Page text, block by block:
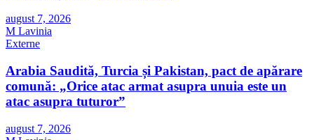
august 7, 2026
M Lavinia
Externe
Arabia Saudită, Turcia și Pakistan, pact de apărare
comună: „Orice atac armat asupra unuia este un
atac asupra tuturor”
august 7, 2026